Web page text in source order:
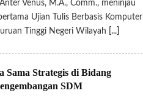
Venus, M.A., Comm., meninjau
Ujian Tulis Berbasis Komputer
Tinggi Negeri Wilayah
[...]
Strategis di Bidang
SDM